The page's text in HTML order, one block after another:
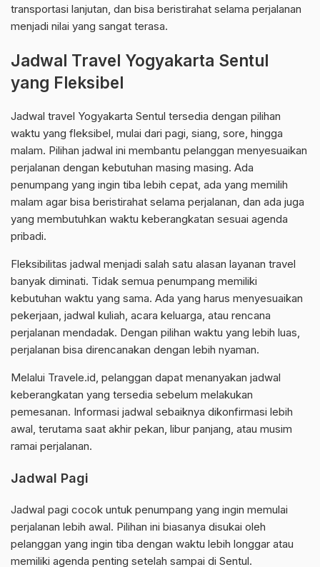
transportasi lanjutan, dan bisa beristirahat selama perjalanan
menjadi nilai yang sangat terasa.
Jadwal Travel Yogyakarta Sentul
yang Fleksibel
Jadwal travel Yogyakarta Sentul tersedia dengan pilihan
waktu yang fleksibel, mulai dari pagi, siang, sore, hingga
malam. Pilihan jadwal ini membantu pelanggan menyesuaikan
perjalanan dengan kebutuhan masing masing. Ada
penumpang yang ingin tiba lebih cepat, ada yang memilih
malam agar bisa beristirahat selama perjalanan, dan ada juga
yang membutuhkan waktu keberangkatan sesuai agenda
pribadi.
Fleksibilitas jadwal menjadi salah satu alasan layanan travel
banyak diminati. Tidak semua penumpang memiliki
kebutuhan waktu yang sama. Ada yang harus menyesuaikan
pekerjaan, jadwal kuliah, acara keluarga, atau rencana
perjalanan mendadak. Dengan pilihan waktu yang lebih luas,
perjalanan bisa direncanakan dengan lebih nyaman.
Melalui Travele.id, pelanggan dapat menanyakan jadwal
keberangkatan yang tersedia sebelum melakukan
pemesanan. Informasi jadwal sebaiknya dikonfirmasi lebih
awal, terutama saat akhir pekan, libur panjang, atau musim
ramai perjalanan.
Jadwal Pagi
Jadwal pagi cocok untuk penumpang yang ingin memulai
perjalanan lebih awal. Pilihan ini biasanya disukai oleh
pelanggan yang ingin tiba dengan waktu lebih longgar atau
memiliki agenda penting setelah sampai di Sentul.